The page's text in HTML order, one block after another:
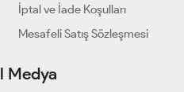
İptal ve İade Koşulları
Mesafeli Satış Sözleşmesi
Medya